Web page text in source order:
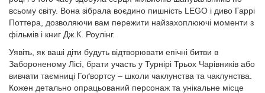
всьому світу. Вона зібрала воєдино пишність LEGO і диво Гаррі
Поттера, дозволяючи вам пережити найзахоплюючі моменти з
фільмів і книг Дж.К. Роулінг.
Уявіть, як ваші діти будуть відтворювати епічні битви в
Забороненому Лісі, брати участь у Турнірі Трьох Чарівників або
вивчати таємниці Гоґвортсу – школи чаклунства та чаклунства.
Кожен детально опрацьований персонаж та унікальне місце